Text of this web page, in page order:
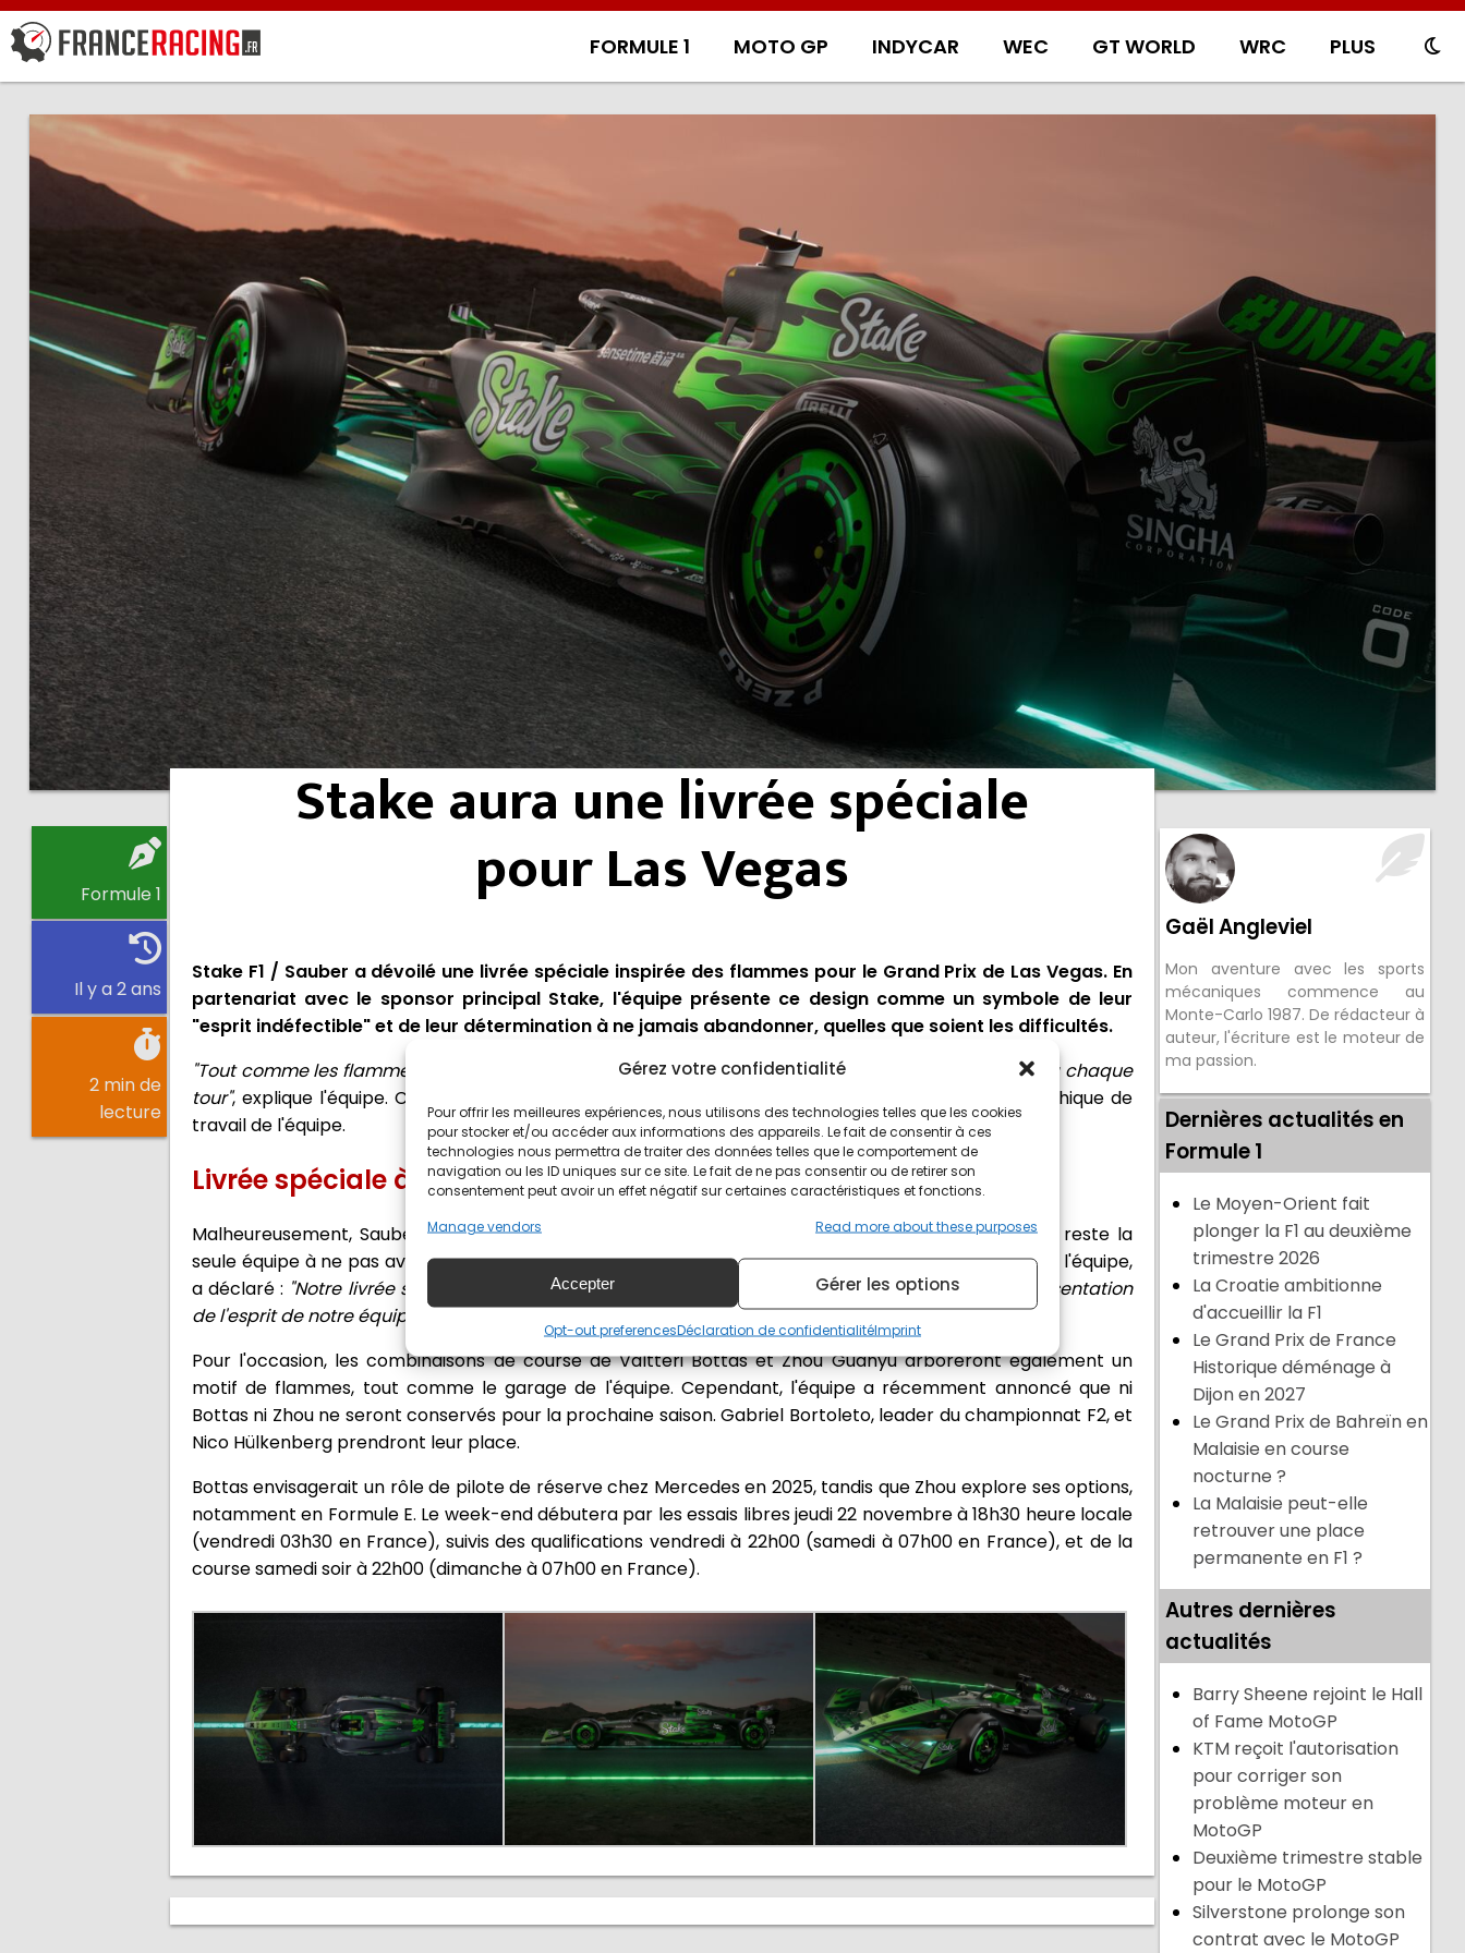
Gérez votre confidentialité
Pour offrir les meilleures expériences, nous utilisons des technologies telles que les cookies
pour stocker et/ou accéder aux informations des appareils. Le fait de consentir à ces
technologies nous permettra de traiter des données telles que le comportement de
navigation ou les ID uniques sur ce site. Le fait de ne pas consentir ou de retirer son
consentement peut avoir un effet négatif sur certaines caractéristiques et fonctions.
Manage vendors
Read more about these purposes
Accepter Gérer les options
Opt-out preferencesDéclaration de confidentialitéImprint
FORMULE 1 MOTO GP INDYCAR WEC GT WORLD WRC PLUS
Formule 1
Il y a 2 ans
2 min de
lecture
Stake aura une livrée spéciale
pour Las Vegas
Stake F1 / Sauber a dévoilé une livrée spéciale inspirée des flammes pour le Grand Prix de Las Vegas. En
partenariat avec le sponsor principal Stake, l'équipe présente ce design comme un symbole de leur
"esprit indéfectible" et de leur détermination à ne jamais abandonner, quelles que soient les difficultés.
"Tout comme les flammes qui vacillent et flambent sans cesse, notre détermination ardente brille à chaque
tour", explique l'équipe. Cette livrée est également un hommage à la philosophie de Stake et à l'éthique de
travail de l'équipe.
Livrée spéciale à Vegas pour Stake
Malheureusement, Sauber est actuellement en bas du classement des constructeurs en 2024 et reste la
seule équipe à ne pas avoir marqué de points cette saison. Alessandro Alunni Bravi, représentant de l'équipe,
a déclaré : "Notre livrée spéciale pour Las Vegas est bien plus qu'un simple design c'est une représentation
de l'esprit de notre équipe et de la passion incessante que nous partageons avec cette ville."
Pour l'occasion, les combinaisons de course de Valtteri Bottas et Zhou Guanyu arboreront également un
motif de flammes, tout comme le garage de l'équipe. Cependant, l'équipe a récemment annoncé que ni
Bottas ni Zhou ne seront conservés pour la prochaine saison. Gabriel Bortoleto, leader du championnat F2, et
Nico Hülkenberg prendront leur place.
Bottas envisagerait un rôle de pilote de réserve chez Mercedes en 2025, tandis que Zhou explore ses options,
notamment en Formule E. Le week-end débutera par les essais libres jeudi 22 novembre à 18h30 heure locale
(vendredi 03h30 en France), suivis des qualifications vendredi à 22h00 (samedi à 07h00 en France), et de la
course samedi soir à 22h00 (dimanche à 07h00 en France).
Gaël Angleviel
Mon aventure avec les sports
mécaniques commence au
Monte-Carlo 1987. De rédacteur à
auteur, l'écriture est le moteur de
ma passion.
Dernières actualités en
Formule 1
Le Moyen-Orient fait
plonger la F1 au deuxième
trimestre 2026
La Croatie ambitionne
d'accueillir la F1
Le Grand Prix de France
Historique déménage à
Dijon en 2027
Le Grand Prix de Bahreïn en
Malaisie en course
nocturne ?
La Malaisie peut-elle
retrouver une place
permanente en F1 ?
Autres dernières
actualités
Barry Sheene rejoint le Hall
of Fame MotoGP
KTM reçoit l'autorisation
pour corriger son
problème moteur en
MotoGP
Deuxième trimestre stable
pour le MotoGP
Silverstone prolonge son
contrat avec le MotoGP